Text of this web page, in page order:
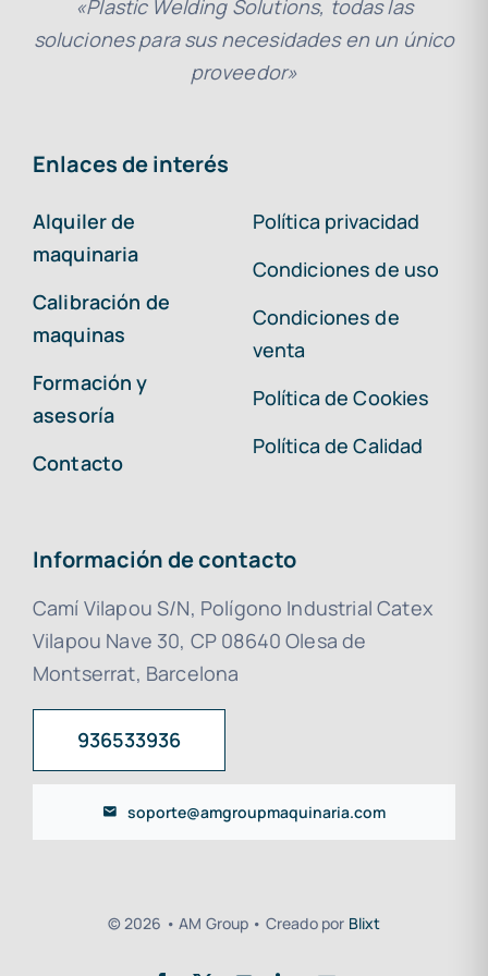
«Plastic Welding Solutions, todas las
soluciones para sus necesidades en un único
proveedor»
Enlaces de interés
Alquiler de
maquinaria
Calibración de
maquinas
Formación y
asesoría
Contacto
Política privacidad
Condiciones de uso
Condiciones de
venta
Política de Cookies
Política de Calidad
Información de contacto
Camí Vilapou S/N, Polígono Industrial Catex
Vilapou Nave 30, CP 08640 Olesa de
Montserrat, Barcelona
936533936
soporte@amgroupmaquinaria.com
© 2026 • AM Group • Creado por Blixt